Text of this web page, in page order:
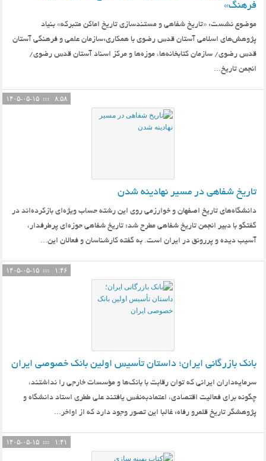
فرهنگ»
موضوع نشست: «تاریخ شفاهی و مستندسازی تاریخ اماکن متبرکه» بنیاد
پژوهش‌های اسلامی آستان قدس رضوی با همکاری:سازمان علمی و فرهنگی آستان
قدس رضوی/ سازمان کتابخانه‌ها، موزه‌ها و مرکز اسناد آستان قدس رضوی/
انجمن تاریخ...
۸:۵۸
تاریخ شفاهی در مسیر نهادینه شدن
دانشگاه‌های تاریخ اصفهان و خوارزمی روی این رشته حساب ویژه‌ای بازکرده‌اند در
گفتگو با دبیر انجمن تاریخ شفاهی مطرح شد؛ تاریخ شفاهی حوزه‌ای پرطرفدار،
آسیب دیده و پررونق در ایران است. به گفته کارشناسان و فعالان این...
۱:۴۶
بانک بازرگانی ایران؛ داستان تأسیس اولین بانک خصوصی ایران
سرمایه‌داران ایرانی که توان رقابت با بانک‌ها و مؤسسات خارجی را نداشتند،
چگونه برای فعالیت اقتصادی، اعتماد‌به‌نفس یافتند علی ططری استاد دانشگاه و
پژوهشگر تاریخ قلمرو رفاه: غالبا این تصور وجود دارد که از اواخر...
۱:۴۱